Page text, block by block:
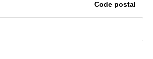
Code postal